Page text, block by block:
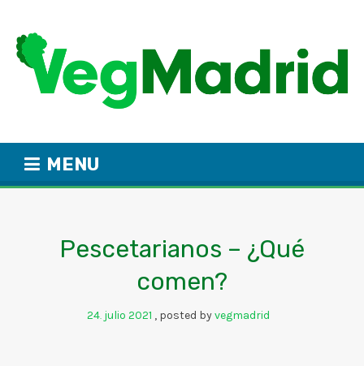
MENU
Pescetarianos – ¿Qué
comen?
24. julio 2021 posted byvegmadrid